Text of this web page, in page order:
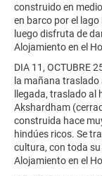
construido en
en barco por el
luego disfruta de
Alojamiento en el
DIA 11, OCTUBRE
la mañana traslado
llegada, traslado al
Akshardham
construida hace
hindúes ricos. Se
cultura, con toda su
Alojamiento en el